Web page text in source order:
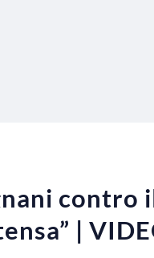
contro
|